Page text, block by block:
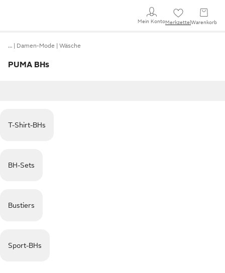
Mein KontoMerkzettel Warenkorb
… Damen-Mode Wäsche
PUMA BHs
T-Shirt-BHs
BH-Sets
Bustiers
Sport-BHs